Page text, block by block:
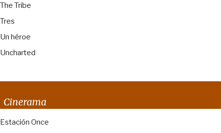
The Tribe
Tres
Un héroe
Uncharted
Cinerama
Estación Once